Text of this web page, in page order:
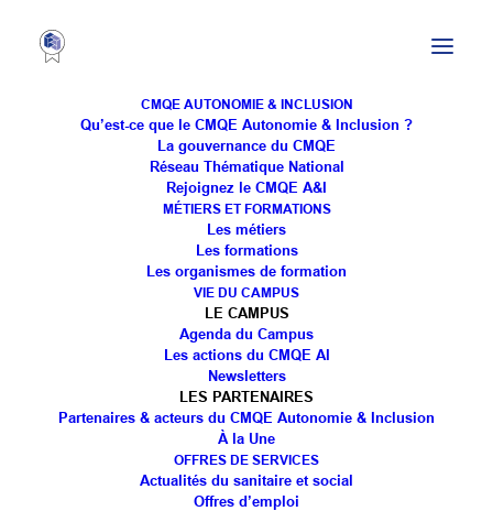
CMQE AUTONOMIE & INCLUSION
Qu’est-ce que le CMQE Autonomie & Inclusion ?
La gouvernance du CMQE
Réseau Thématique National
Rejoignez le CMQE A&I
MÉTIERS ET FORMATIONS
Les métiers
Les formations
Les organismes de formation
VIE DU CAMPUS
LE CAMPUS
Agenda du Campus
Les actions du CMQE AI
Newsletters
LES PARTENAIRES
Partenaires & acteurs du CMQE Autonomie & Inclusion
À la Une
OFFRES DE SERVICES
Actualités du sanitaire et social
Offres d’emploi
Les travaux de rédaction
du cahier des charges du
SPDA ont démarré
🚀 Les travaux de rédaction du cahier des charges
du Service Public Départemental de l’Autonomie